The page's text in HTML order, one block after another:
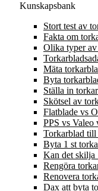
Kunskapsbank
Stort test av
Fakta om
Olika typer
Mäta
Byta
Ställa in
Skötsel av
Flatblade vs
PPS vs Valeo
Torkarblad
Byta 1 st
Kan det skilja
Rengöra
Renovera
Dax att byta